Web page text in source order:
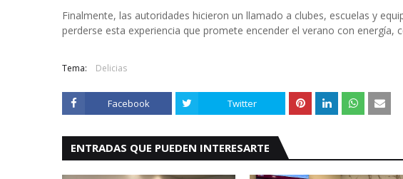
Finalmente, las autoridades hicieron un llamado a clubes, escuelas y
perderse esta experiencia que promete encender el verano con energía,
Tema: Delicias
Facebook Twitter
ENTRADAS QUE PUEDEN INTERESARTE